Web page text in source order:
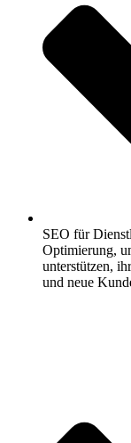
SEO für
Optimierung,
unterstützen,
und neue